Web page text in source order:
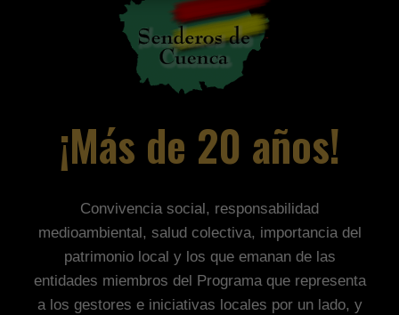
¡Más de 20 años!
Convivencia social, responsabilidad
medioambiental, salud colectiva, importancia del
patrimonio local y los que emanan de las
entidades miembros del Programa que representa
a los gestores e iniciativas locales por un lado, y